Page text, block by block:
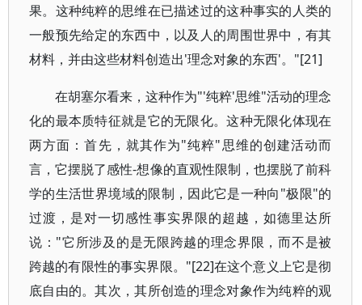
果。这种纯粹的思维在已描述过的这种事实的人类的
一般预先给定的东西中，以及人的周围世界中，有其
材料，并由这些材料创造出'理念对象的东西'。"[21]
在胡塞尔看来，这种作为"'纯粹'思维"活动的理念
化的最本质特征就是它的无限化。这种无限化体现在
两方面：首先，就其作为"纯粹"思维的创建活动而
言，它摆脱了感性-想像的直观性限制，也摆脱了前科
学的生活世界境域的限制，因此它是一种向"极限"的
过渡，是对一切感性事实界限的超越，如德里达所
说："它所涉及的是无限跨越的理念界限，而不是被
跨越的有限性的事实界限。"[22]在这个意义上它是彻
底自由的。其次，其所创造的理念对象作为纯粹的观